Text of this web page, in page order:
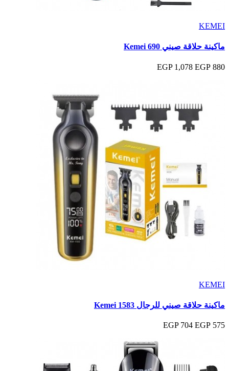
KEMEI
ماكينة حلاقة صيني Kemei 690
880 EGP
1,078 EGP
KEMEI
ماكينة حلاقة صيني للرجال Kemei 1583
575 EGP
704 EGP